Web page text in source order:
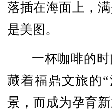
落插在海面上，
是美图。
一杯咖啡的
藏着福鼎文旅的
景，而成为孕育